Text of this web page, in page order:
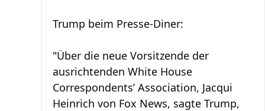
Trump beim Presse-Diner:
"Über die neue Vorsitzende der
ausrichtenden White House
Correspondents’ Association, Jacqui
Heinrich von Fox News, sagte Trump,